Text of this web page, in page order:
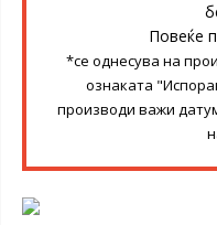
Повеќе
*се однесува на
ознаката
производи важи